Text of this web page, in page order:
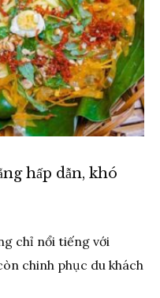
hấp dẫn, khó
chỉ nổi tiếng với
chinh phục du khách